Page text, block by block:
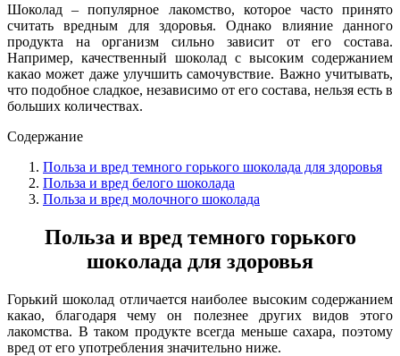
Шоколад – популярное лакомство, которое часто принято
считать вредным для здоровья. Однако влияние данного
продукта на организм сильно зависит от его состава.
Например, качественный шоколад с высоким содержанием
какао может даже улучшить самочувствие. Важно учитывать,
что подобное сладкое, независимо от его состава, нельзя есть в
больших количествах.
Содержание
Польза и вред темного горького шоколада для здоровья
Польза и вред белого шоколада
Польза и вред молочного шоколада
Польза и вред темного горького
шоколада для здоровья
Горький шоколад отличается наиболее высоким содержанием
какао, благодаря чему он полезнее других видов этого
лакомства. В таком продукте всегда меньше сахара, поэтому
вред от его употребления значительно ниже.